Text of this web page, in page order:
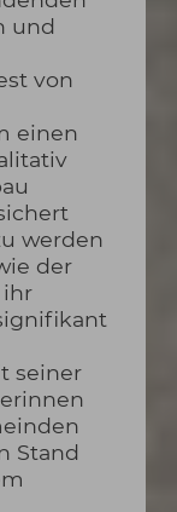
und
von
einen
werden
der
ihr
seiner
Stand